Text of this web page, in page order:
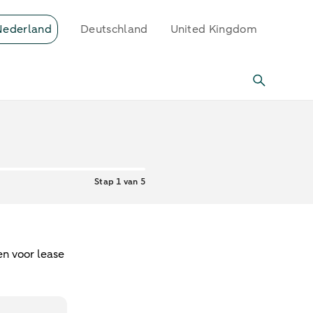
Deutschland United Kingdom
Stap 1 van 5
voor lease